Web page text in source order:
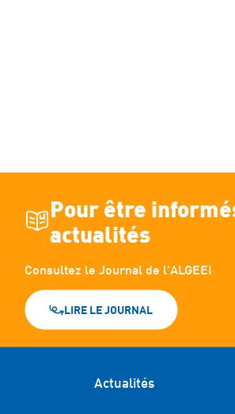
Pour être
actualités
Consultez le Journal de l'ALGEEI
LIRE LE JOURNAL
Actualités